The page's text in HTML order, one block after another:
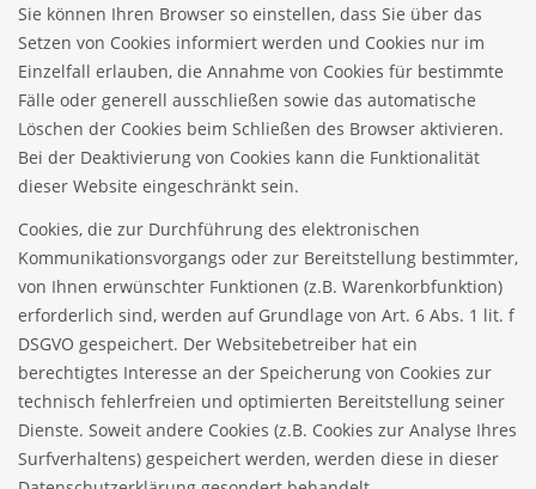
Sie können Ihren Browser so einstellen, dass Sie über das
Setzen von Cookies informiert werden und Cookies nur im
Einzelfall erlauben, die Annahme von Cookies für bestimmte
Fälle oder generell ausschließen sowie das automatische
Löschen der Cookies beim Schließen des Browser aktivieren.
Bei der Deaktivierung von Cookies kann die Funktionalität
dieser Website eingeschränkt sein.
Cookies, die zur Durchführung des elektronischen
Kommunikationsvorgangs oder zur Bereitstellung bestimmter,
von Ihnen erwünschter Funktionen (z.B. Warenkorbfunktion)
erforderlich sind, werden auf Grundlage von Art. 6 Abs. 1 lit. f
DSGVO gespeichert. Der Websitebetreiber hat ein
berechtigtes Interesse an der Speicherung von Cookies zur
technisch fehlerfreien und optimierten Bereitstellung seiner
Dienste. Soweit andere Cookies (z.B. Cookies zur Analyse Ihres
Surfverhaltens) gespeichert werden, werden diese in dieser